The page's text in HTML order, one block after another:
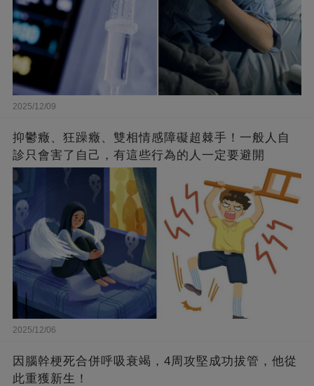
2025/12/09
抑鬱癥、狂躁癥、雙相情感障礙超棘手！一般人自
診只會害了自己，有這些行為的人一定要避開
2025/12/06
因腦幹梗死合併呼吸衰竭，4周攻堅成功拔管，他從
此重獲新生！